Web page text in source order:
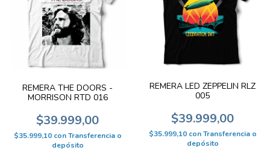
REMERA THE DOORS -
MORRISON RTD 016
$39.999,00
$35.999,10 con Transferencia o
depósito
REMERA LED ZEPPELIN RLZ
005
$39.999,00
$35.999,10 con Transferencia o
depósito